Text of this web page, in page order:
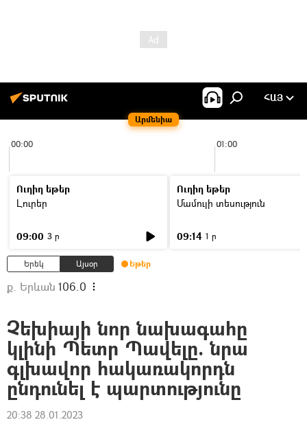
Արմենիա
ՀԱՅ
00:00 01:00
Ուղիղ եթեր
Լուրեր
09:00 3 ր
Ուղիղ եթեր
Մամուլի տեսություն
09:14 1 ր
Երեկ Այսօր Եթեր
ք. Երևան 106.0
Չեխիայի նոր նախագահը
կլինի Պետր Պավելը. նրա
գլխավոր հակառակորդն
ընդունել է պարտությունը
20:38 28.01.2023